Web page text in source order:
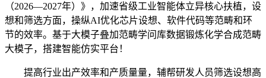
（2026—2027年）》，加速省级工业智能体立异核心扶植，设
想和筛选方面，操纵AI优化芯片设想、软件代码等范畴和环
节的效率。基于大模子叠加范畴学问库数据锻炼化学合成范畴
大模子，搭建智能仿实平台！
提高行业出产效率和产质量量，辅帮研发人员筛选设想高